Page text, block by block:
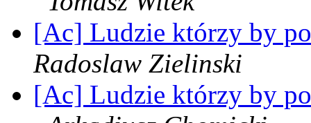
[Ac] Ludzie którzy by
Radoslaw Zielinski
[Ac] Ludzie którzy by